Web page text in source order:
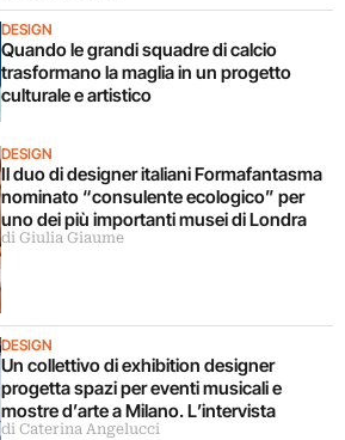
DESIGN
Quando le grandi squadre di calcio
trasformano la maglia in un progetto
culturale e artistico
DESIGN
Il duo di designer italiani Formafantasma
nominato “consulente ecologico” per
uno dei più importanti musei di Londra
di Giulia Giaume
DESIGN
Un collettivo di exhibition designer
progetta spazi per eventi musicali e
mostre d’arte a Milano. L’intervista
di Caterina Angelucci